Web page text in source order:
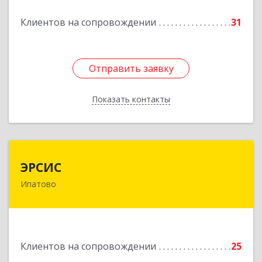
Клиентов на сопровождении 31
Отправить заявку
Показать контакты
Подробнее
Отправить заявку
Назад
ЭРСИС
Ипатово
Клиентов на сопровождении
25
Подробнее